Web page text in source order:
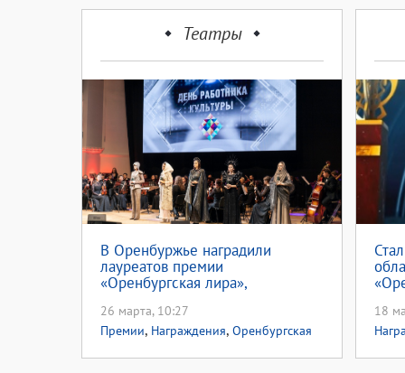
Театры
В Оренбуржье наградили
лауреатов премии
«Оренбургская лира»,
мастерства»
26 марта, 10:27
Премии, Награждения, Оренбургская
18